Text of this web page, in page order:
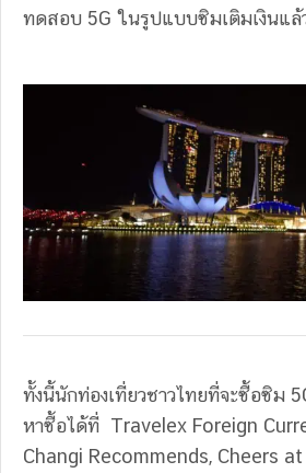
ทดสอบ 5G ในรูปแบบซิมเติมเงินแล้
ทั้งนี้นักท่องเที่ยวชาวไทยที่จะซื้อซิม
หาซื้อได้ที่ Travelex Foreign
Changi Recommends, Cheers